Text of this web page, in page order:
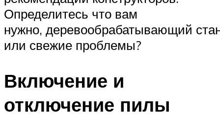
Определитесь что вам
нужно, деревообрабатывающий
или свежие проблемы?
Включение и
отключение пилы